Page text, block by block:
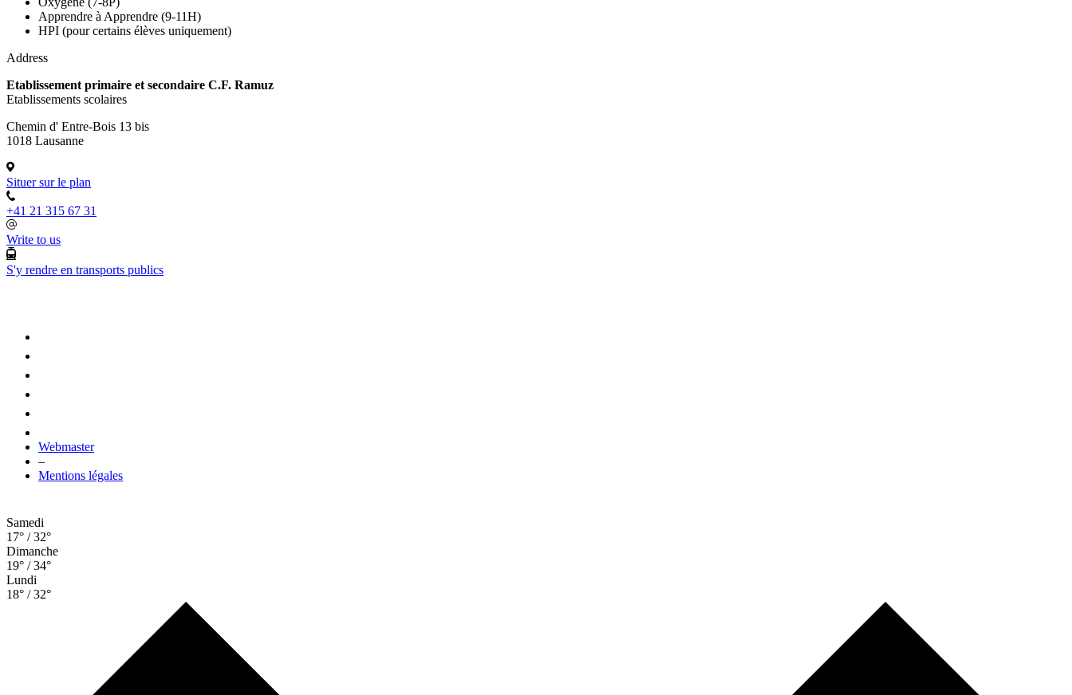
Apprendre à Apprendre (9-11H)
HPI (pour certains élèves uniquement)
Address
Etablissement primaire et secondaire C.F. Ramuz
Etablissements scolaires
Chemin d' Entre-Bois 13 bis
1018 Lausanne
Situer sur le plan
+41 21 315 67 31
Write to us
S'y rendre en transports publics
Webmaster
–
Mentions légales
Samedi
17° / 32°
Dimanche
19° / 34°
Lundi
18° / 32°